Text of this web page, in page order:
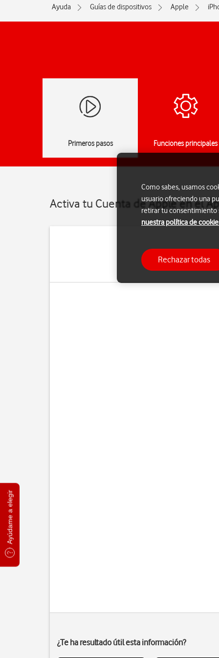
Ayúdame a elegir
Ayuda Guías de dispositivos Apple
Primeros pasos Funciones principales
Activa tu Cuenta de Apple en el
Con una Cuenta de
poder activar una
¿Te ha resultado útil esta información?
Como sabes, usamos
usuario ofreciendo una
retirar tu consentimiento
nuestra política de
Rechazar todas